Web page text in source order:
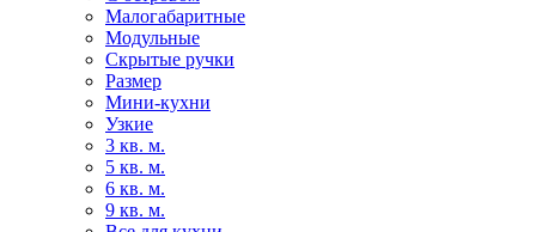
Малогабаритные
Модульные
Скрытые ручки
Размер
Мини-кухни
Узкие
3 кв. м.
5 кв. м.
6 кв. м.
9 кв. м.